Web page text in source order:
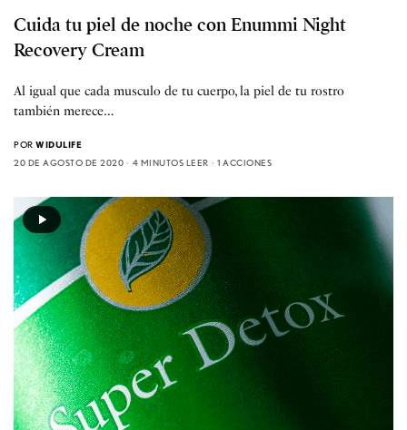
Cuida tu piel de noche con Enummi Night
Recovery Cream
Al igual que cada musculo de tu cuerpo, la piel de tu rostro
también merece…
POR WIDULIFE
20 DE AGOSTO DE 2020
4 MINUTOS LEER 1 ACCIONES